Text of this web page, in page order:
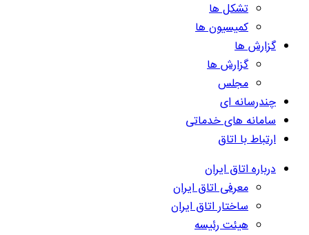
تشکل ها
کمیسیون ها
گزارش ها
گزارش ها
مجلس
چندرسانه ای
سامانه های خدماتی
ارتباط با اتاق
درباره اتاق ایران
معرفی اتاق ایران
ساختار اتاق ایران
هیئت رئیسه